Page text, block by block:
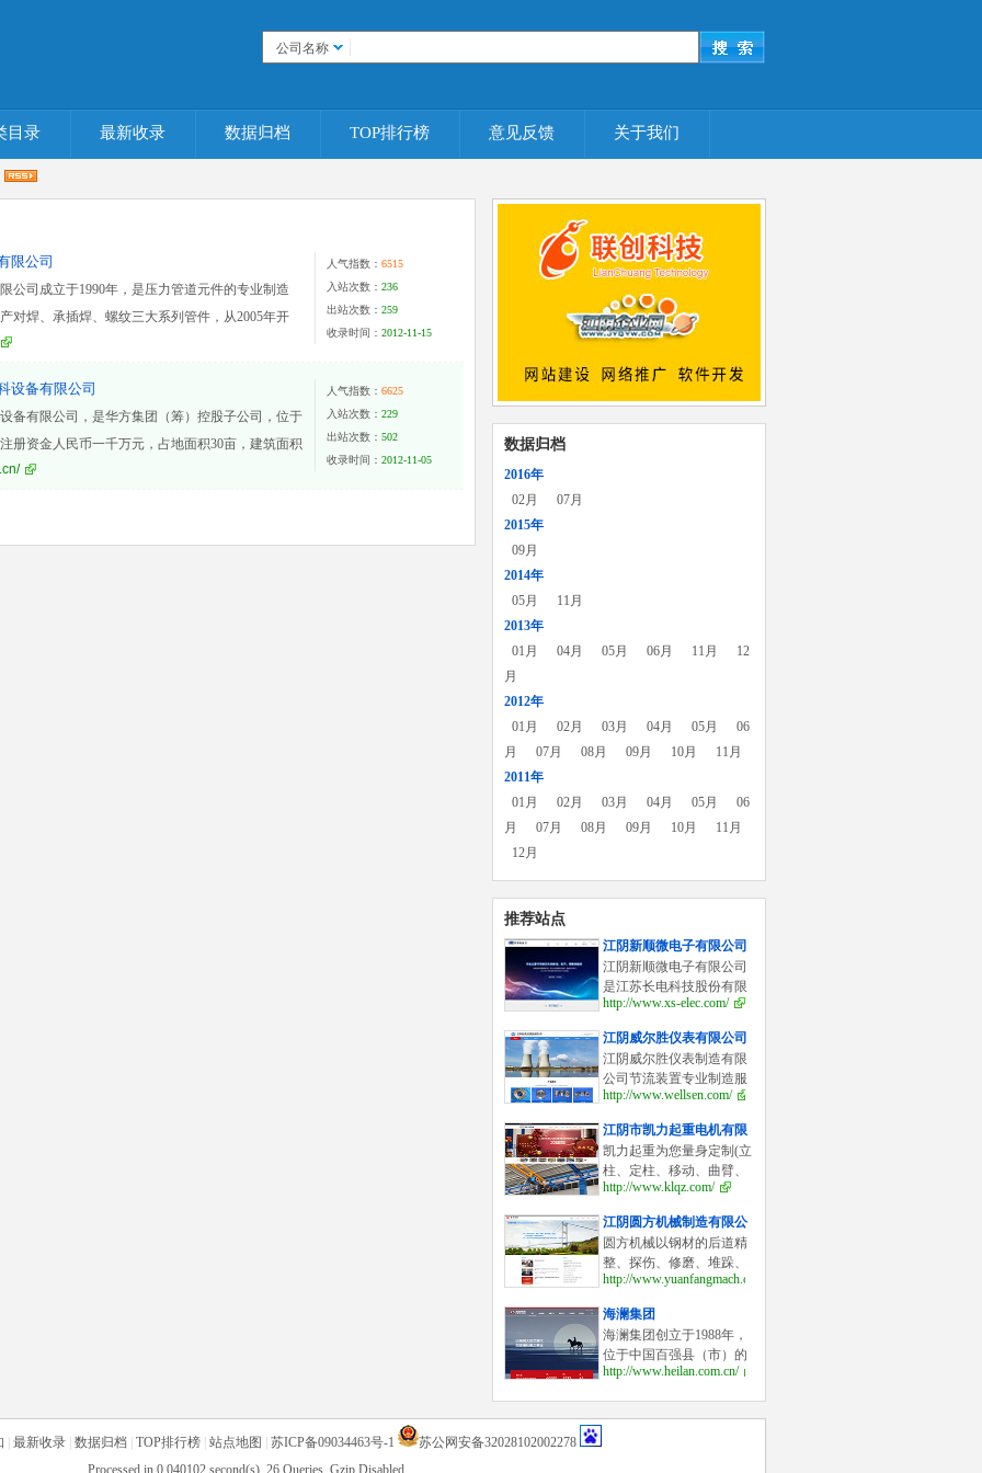
公司名称
目录 最新收录 数据归档 TOP排行榜 意见反馈 关于我们
限公司
公司成立于1990年，是压力管道元件的专业制造
对焊、承插焊、螺纹三大系列管件，从2005年开
人气指数： 6515
入站次数： 236
出站次数： 259
收录时间： 2012-11-15
设备有限公司
备有限公司，是华方集团（筹）控股子公司，位于
册资金人民币一千万元，占地面积30亩，建筑面积
人气指数： 6625
入站次数： 229
出站次数： 502
收录时间： 2012-11-05
数据归档
2016年
02月
07月
2015年
09月
2014年
05月
11月
2013年
01月
04月 05月 06月 11月
12
月
2012年
01月
02月 03月 04月 05月
06
月
07月 08月 09月 10月
11月
2011年
01月
02月 03月 04月 05月
06
月
07月 08月 09月 10月
11月
12月
推荐站点
江阴新顺微电子有限公司
江阴新顺微电子有限公司
是江苏长电科技股份有限
公司控股的合资企业，于
硅分立器件芯片的设计开
发、制造及测试业务，是
江
http://www.xs-elec.com/
江阴威尔胜仪表有限公司
江阴威尔胜仪表制造有限
公司节流装置专业制造服
务商，流量仪表系列产品
计,V锥流量计,楔形流量计
等，广泛应用于电力、冶
金
http://www.wellsen.com/
江阴市凯力起重电机有限
公司
凯力起重为您量身定制(立
柱、定柱、移动、曲臂、
双臂、壁柱、壁行、墙壁
机,悬臂吊,旋臂吊；KBK柔
性组合式悬挂起重机（
http://www.klqz.com/
江阴圆方机械制造有限公
司
圆方机械以钢材的后道精
整、探伤、修磨、堆跺、
打包等系列产品为特色。
余件，其中国家发明专利
12件，自主研发的液压滑
落式
http://www.yuanfangmach.com/
海澜集团
海澜集团创立于1988年，
位于中国百强县（市）的
江苏省江阴市，是一家以
http://www.heilan.com.cn/
最新收录| 数据归档| TOP排行榜| 站点地图 苏ICP备09034463号-1
苏公网安备32028102002278
Processed in 0.040102 second(s), 26 Queries, Gzip Disabled